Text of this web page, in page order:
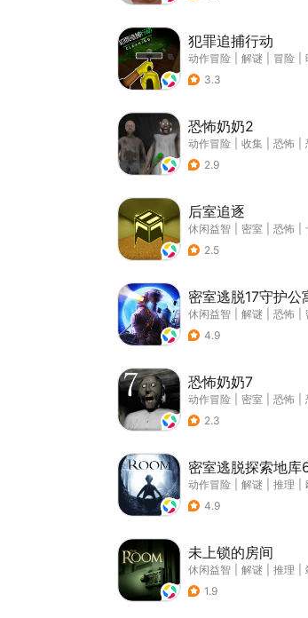
犯罪追捕行动
动作冒险 解谜 冒险
3.3
恐怖奶奶2
动作冒险 收集 恐怖
2.9
后室追逐
休闲益智 密室 恐怖
2.5
密室逃脱17守护公
休闲益智 解谜 恐怖
4.9
恐怖奶奶7
动作冒险 密室 恐怖
2.3
密室逃脱探索地库
动作冒险 解谜 推理
4.9
未上锁的房间
休闲益智 解谜 推理
1.9